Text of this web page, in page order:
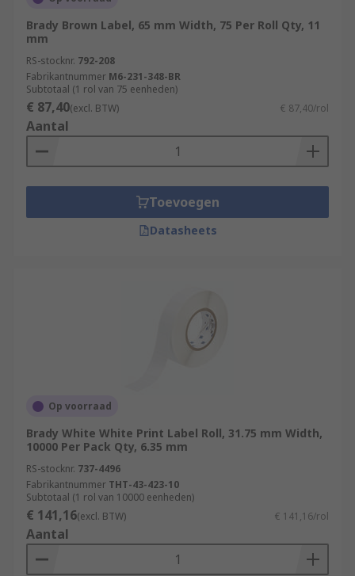
Brady Brown Label, 65 mm Width, 75 Per Roll Qty, 11
mm
RS-stocknr. 792-208
Fabrikantnummer M6-231-348-BR
Subtotaal (1 rol van 75 eenheden)
€ 87,40(excl. BTW) € 87,40/rol
Aantal
Toevoegen
Datasheets
Op voorraad
Brady White White Print Label Roll, 31.75 mm Width,
10000 Per Pack Qty, 6.35 mm
RS-stocknr. 737-4496
Fabrikantnummer THT-43-423-10
Subtotaal (1 rol van 10000 eenheden)
€ 141,16(excl. BTW) € 141,16/rol
Aantal